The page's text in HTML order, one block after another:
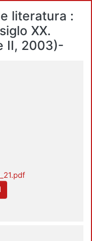
literatura :
XX.
II, 2003)-